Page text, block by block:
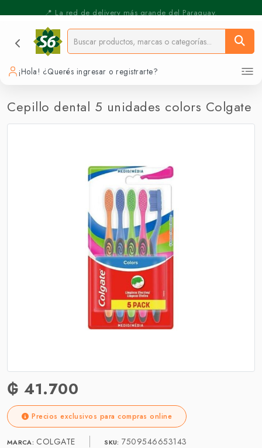
📍 La red de delivery más grande del Paraguay.
⚡️ Pickup Express - Retirás en 30 min.
¡Hola! ¿Querés ingresar o registrarte?
Cepillo dental 5 unidades colors Colgate
₲ 41.700
Precios exclusivos para compras online
MARCA: COLGATE SKU: 7509546653143